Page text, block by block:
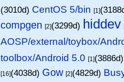
(3010d) CentOS 5/bin [1]
compgen [2](3299d) hiddev
AOSP/external/toybox/
toolbox/Android 5.0 [1]
[16](4038d) Gow [2](4829d)